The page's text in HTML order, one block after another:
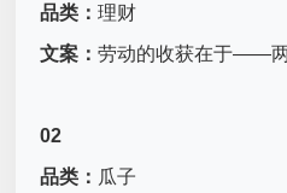
品类：理财
文案：劳动的收获在于——
02
品类： 瓜子